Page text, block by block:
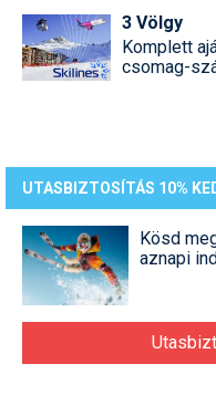
3 Völgy
Komplett
csomag-
UTASBIZTOSÍTÁS 10%
Kösd
aznapi